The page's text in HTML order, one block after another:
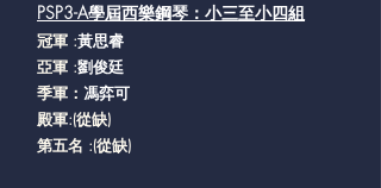
PSP3-A學屆西樂鋼琴：小三至小四組
冠軍 :黃思睿
亞軍 :劉俊廷
季軍： 馮弈可
殿軍:(從缺)
第五名 :(從缺)